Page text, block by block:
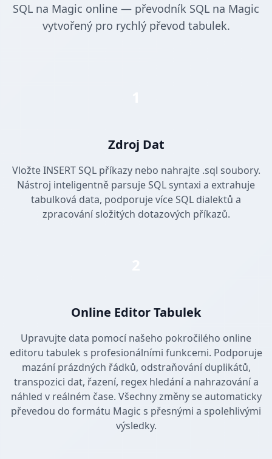
SQL na Magic online — převodník SQL na Magic
vytvořený pro rychlý převod tabulek.
Zdroj Dat
Vložte INSERT SQL příkazy nebo nahrajte .sql soubory.
Nástroj inteligentně parsuje SQL syntaxi a extrahuje
tabulková data, podporuje více SQL dialektů a
zpracování složitých dotazových příkazů.
Online Editor Tabulek
Upravujte data pomocí našeho pokročilého online
editoru tabulek s profesionálními funkcemi. Podporuje
mazání prázdných řádků, odstraňování duplikátů,
transpozici dat, řazení, regex hledání a nahrazování a
náhled v reálném čase. Všechny změny se automaticky
převedou do formátu Magic s přesnými a spolehlivými
výsledky.